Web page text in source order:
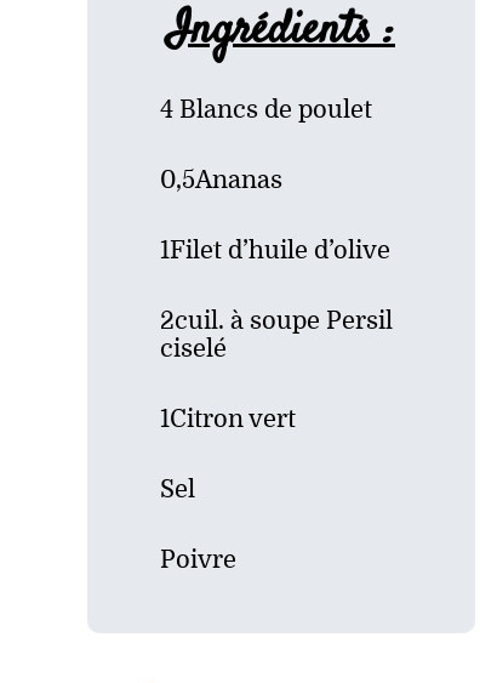
Ingrédients :
4 Blancs de poulet
0,5Ananas
1Filet d’huile d’olive
2cuil. à soupe Persil
ciselé
1Citron vert
Sel
Poivre